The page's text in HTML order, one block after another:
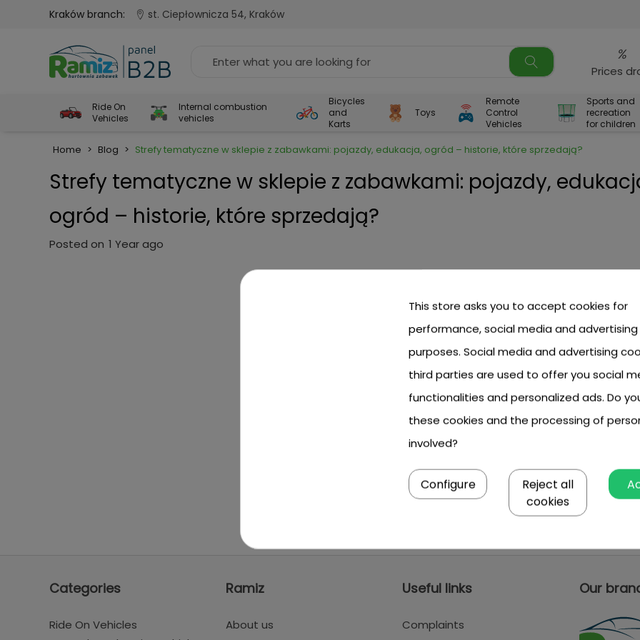
Kraków branch: st. Ciepłownicza 54, Kraków
%
Prices
Ride On
Vehicles
Internal combustion
vehicles
Bicycles
and
Karts
Toys
Remote
Control
Vehicles
Sports and
recreation
for children
Home > Blog > Strefy tematyczne w sklepie z zabawkami: pojazdy, edukacja, ogród – historie, które sprzedają?
Strefy tematyczne w sklepie z zabawkami: pojazdy,
ogród – historie, które sprzedają?
Posted on 1 Year ago
Categories
Ride On Vehicles
Ramiz
About us
Useful links
Complaints
Our
This store asks you to accept cookies for
performance, social media and advertising
purposes. Social media and advertising
third parties are used to offer you social
functionalities and personalized ads. Do
these cookies and the processing of
involved?
Reject all
cookies
Configure